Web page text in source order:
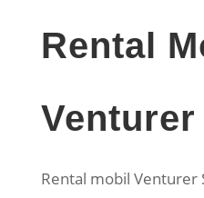
Rental
Rental mobil Venturer